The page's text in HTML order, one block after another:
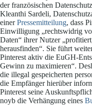
der französischen
Kleanthi Sardeli,
einerPressemitteilung, dass
Einwilligung „rechtswidrig
Daten“ ihrer Nutzer
herausfinden“. Sie führt
Pinterest aktiv die EuGH-
Gewinn zu maximieren“.
die illegal gespeicherten
die Empfänger hierüber
Pinterest seine
noyb die Verhängung eines